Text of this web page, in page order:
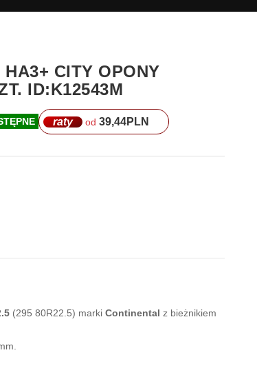
CITY OPONY
ID:K12543M
raty od 39,44PLN
(295 80R22.5) marki Continental z bieżnikiem